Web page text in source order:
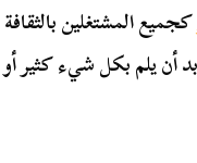
كجميع المشتغلين
يلم بكل شيء كثير أو